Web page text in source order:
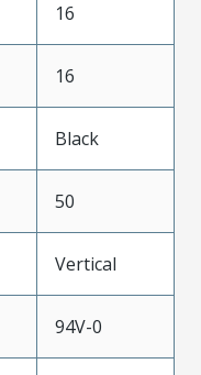
16
16
Black
50
Vertical
94V-0